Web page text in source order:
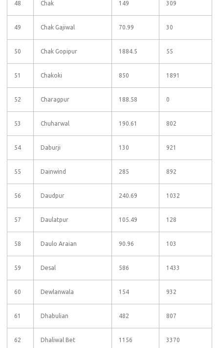
48 Chak 149 309
49 Chak Gajiwal 70.99 30
50 Chak Gopipur 1884.5 55
51 Chakoki 850 1891
52 Charagpur 188.58 0
53 Chuharwal 190.61 802
54 Daburji 130 921
55 Dainwind 285 892
56 Daudpur 240.69 1032
57 Daulatpur 105.49 128
58 Daulo Araian 90.96 103
59 Desal 586 1433
60 Dewlanwala 154 932
61 Dhabulian 482 807
62 Dhaliwal Bet 1156 3370